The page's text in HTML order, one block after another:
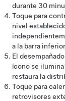
durante 30
Toque para
nivel
a la barra
El
ícono se ilumina
restaura la
Toque para
retrovisores